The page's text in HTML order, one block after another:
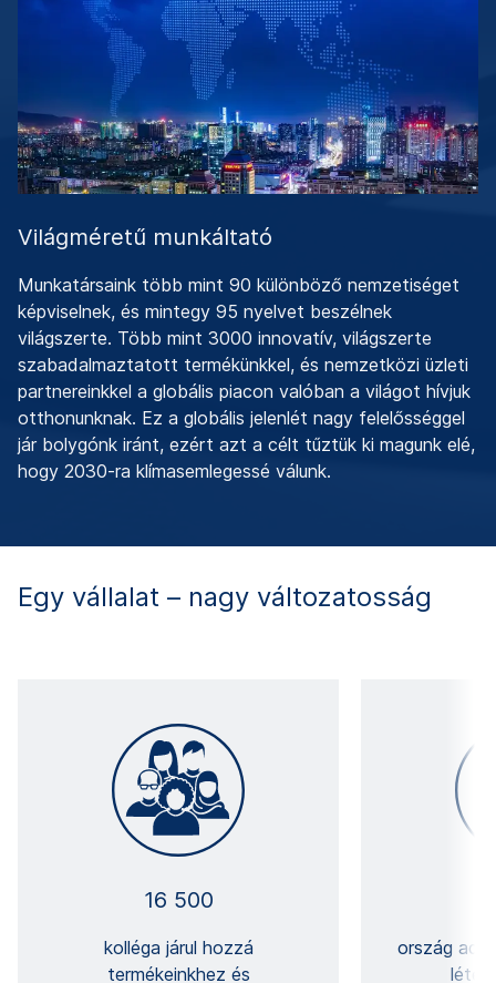
Világméretű munkáltató
Munkatársaink több mint 90 különböző nemzetiséget
képviselnek, és mintegy 95 nyelvet beszélnek
világszerte. Több mint 3000 innovatív, világszerte
szabadalmaztatott termékünkkel, és nemzetközi üzleti
partnereinkkel a globális piacon valóban a világot hívjuk
otthonunknak. Ez a globális jelenlét nagy felelősséggel
jár bolygónk iránt, ezért azt a célt tűztük ki magunk elé,
hogy 2030-ra klímasemlegessé válunk.
Egy vállalat – nagy változatosság
16 500
kolléga járul hozzá
termékeinkhez és
ország ad